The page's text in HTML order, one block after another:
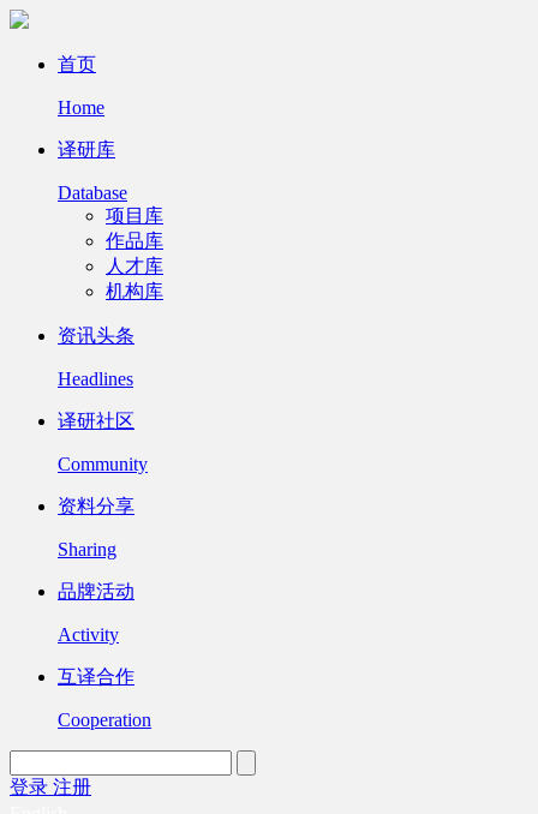
首页
Home
译研库
Database
项目库
作品库
人才库
机构库
资讯头条
Headlines
译研社区
Community
资料分享
Sharing
品牌活动
Activity
互译合作
Cooperation
登录 注册